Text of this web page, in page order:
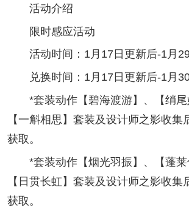
活动介绍
限时感应活动
活动时间：1月17日更新后-1月
兑换时间：1月17日更新后-1月
*套装动作【碧海渡游】、【绡尾
【一斛相思】套装及设计师之影收集
获取。
*套装动作【烟光羽振】、【蓬莱
【日贯长虹】套装及设计师之影收集
获取。